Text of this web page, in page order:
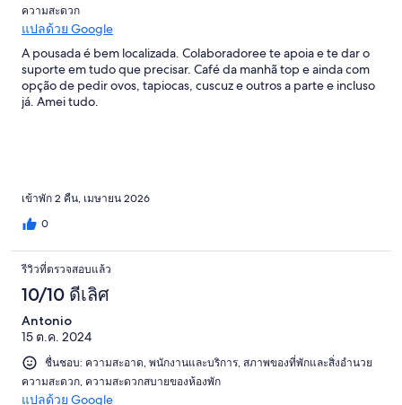
ความสะดวก
แปลด้วย Google
A pousada é bem localizada. Colaboradoree te apoia e te dar o
suporte em tudo que precisar. Café da manhã top e ainda com
opção de pedir ovos, tapiocas, cuscuz e outros a parte e incluso
já. Amei tudo.
เข้าพัก 2 คืน, เมษายน 2026
0
รีวิวที่ตรวจสอบแล้ว
10/10 ดีเลิศ
Antonio
15 ต.ค. 2024
ชื่นชอบ: ความสะอาด, พนักงานและบริการ, สภาพของที่พักและสิ่งอำนวย
ความสะดวก, ความสะดวกสบายของห้องพัก
แปลด้วย Google